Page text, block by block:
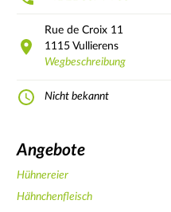
Rue de Croix 11
1115 Vullierens
Wegbeschreibung
Nicht bekannt
Angebote
Hühnereier
Hähnchenfleisch